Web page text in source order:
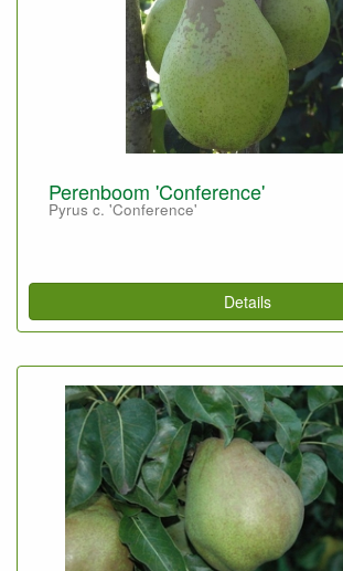
Perenboom 'Conference'
Pyrus c. 'Conference'
Details